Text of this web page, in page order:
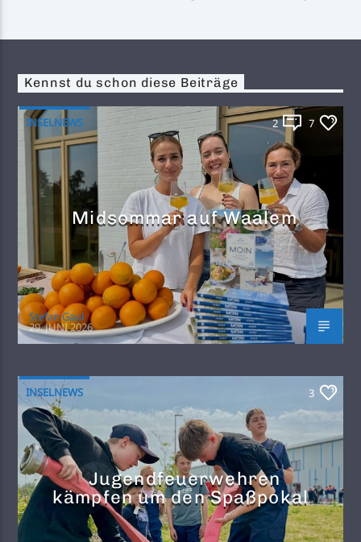
Kennst du schon diese Beiträge
INSELNEWS 2 7
Midsommar auf Waalem
Stefan Gaul
29. JUNI 2026
INSELNEWS 3
Jugendfeuerwehren
kämpfen um den Spaßpokal